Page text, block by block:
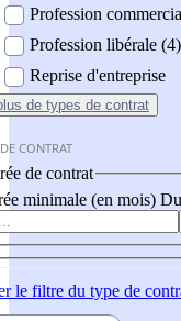
Profession
Profession libérale (4)
Reprise d'entreprise
de types de contrat
CONTRAT
de contrat
minimale (en mois)
le filtre du type de